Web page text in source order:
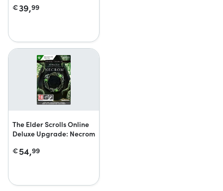
€39,99
The Elder Scrolls Online
Deluxe Upgrade: Necrom
€54,99